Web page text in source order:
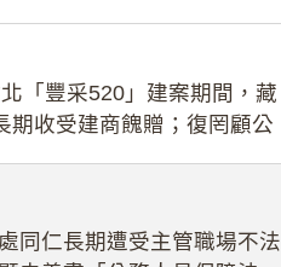
「豐采520」建案期間，藏
期收受建商餽贈；復罔顧公
同仁長期遭受主管職場不法